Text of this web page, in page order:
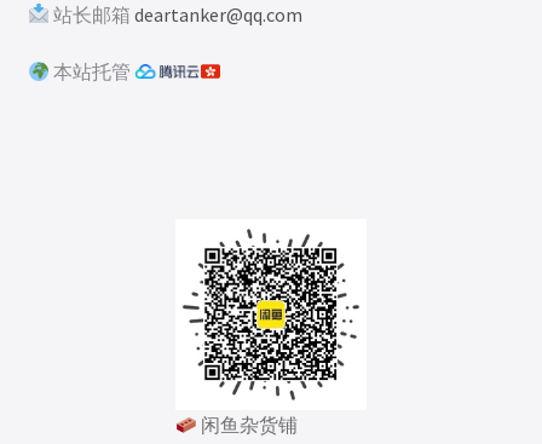
站长邮箱 deartanker@qq.com
本站托管
闲鱼杂货铺